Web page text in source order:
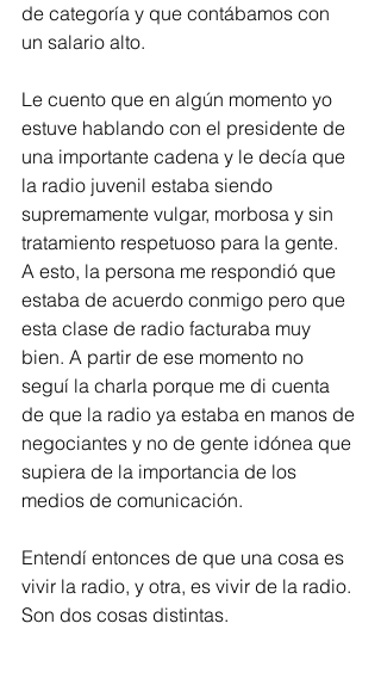
de categoría y que contábamos con
un salario alto.
Le cuento que en algún momento yo
estuve hablando con el presidente de
una importante cadena y le decía que
la radio juvenil estaba siendo
supremamente vulgar, morbosa y sin
tratamiento respetuoso para la gente.
A esto, la persona me respondió que
estaba de acuerdo conmigo pero que
esta clase de radio facturaba muy
bien. A partir de ese momento no
seguí la charla porque me di cuenta
de que la radio ya estaba en manos de
negociantes y no de gente idónea que
supiera de la importancia de los
medios de comunicación.
Entendí entonces de que una cosa es
vivir la radio, y otra, es vivir de la radio.
Son dos cosas distintas.